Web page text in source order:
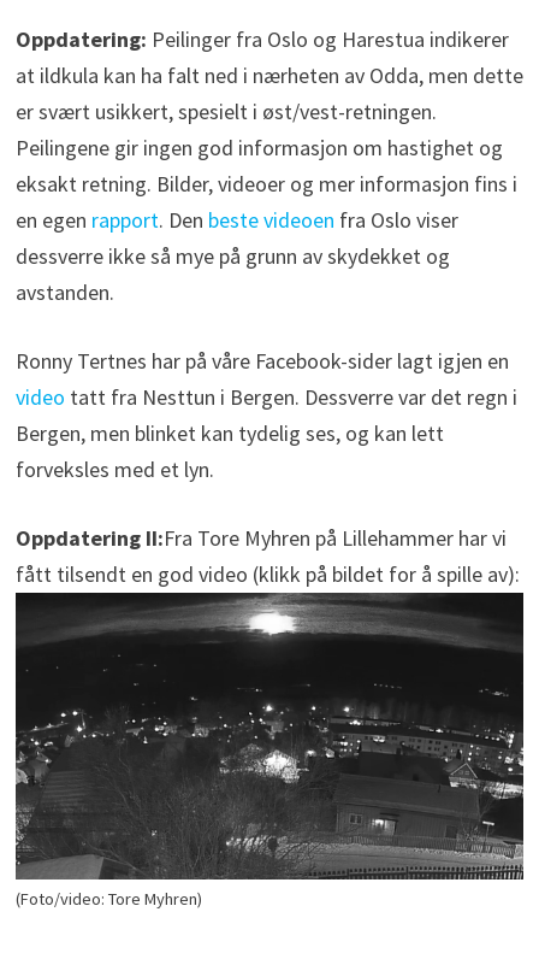
Oppdatering: Peilinger fra Oslo og Harestua indikerer
at ildkula kan ha falt ned i nærheten av Odda, men dette
er svært usikkert, spesielt i øst/vest-retningen.
Peilingene gir ingen god informasjon om hastighet og
eksakt retning. Bilder, videoer og mer informasjon fins i
en egen rapport. Den beste videoen fra Oslo viser
dessverre ikke så mye på grunn av skydekket og
avstanden.
Ronny Tertnes har på våre Facebook-sider lagt igjen en
video tatt fra Nesttun i Bergen. Dessverre var det regn i
Bergen, men blinket kan tydelig ses, og kan lett
forveksles med et lyn.
Oppdatering II:Fra Tore Myhren på Lillehammer har vi
fått tilsendt en god video (klikk på bildet for å spille av):
(Foto/video: Tore Myhren)